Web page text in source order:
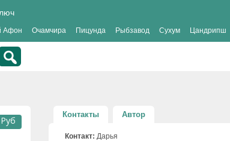
Афон Очамчира Пицунда Рыбзавод Сухум Цандрипш
Контакты Автор
Контакт: Дарья